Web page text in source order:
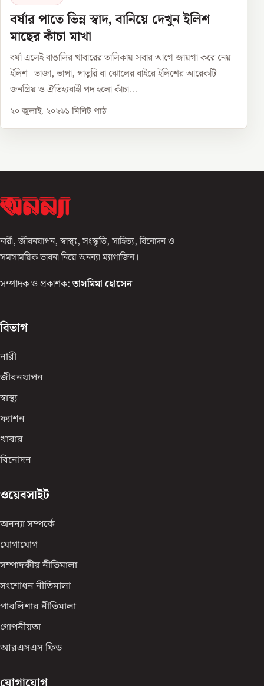
বর্ষার পাতে ভিন্ন স্বাদ, বানিয়ে দেখুন ইলিশ
মাছের কাঁচা মাখা
বর্ষা এলেই বাঙালির খাবারের তালিকায় সবার আগে জায়গা করে নেয়
ইলিশ। ভাজা, ভাপা, পাতুরি বা ঝোলের বাইরে ইলিশের আরেকটি
জনপ্রিয় ও ঐতিহ্যবাহী পদ হলো কাঁচা...
২০ জুলাই, ২০২৬১ মিনিট পাঠ
নারী, জীবনযাপন, স্বাস্থ্য, সংস্কৃতি, সাহিত্য, বিনোদন ও
সমসাময়িক ভাবনা নিয়ে অনন্যা ম্যাগাজিন।
সম্পাদক ও প্রকাশক: তাসমিমা হোসেন
বিভাগ
নারী
জীবনযাপন
স্বাস্থ্য
ফ্যাশন
খাবার
বিনোদন
ওয়েবসাইট
অনন্যা সম্পর্কে
যোগাযোগ
সম্পাদকীয় নীতিমালা
সংশোধন নীতিমালা
পাবলিশার নীতিমালা
গোপনীয়তা
আরএসএস ফিড